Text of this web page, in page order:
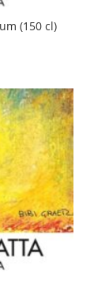
(150 cl)